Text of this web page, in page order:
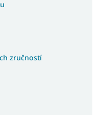
zručností